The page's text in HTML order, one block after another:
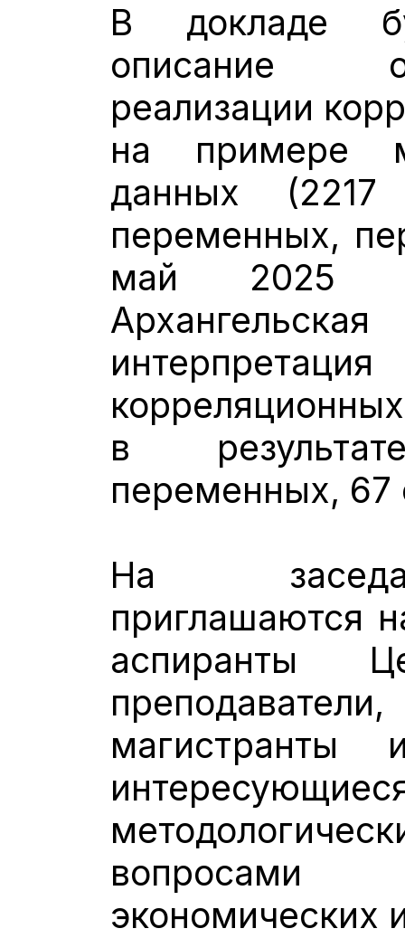
В докладе
описание
реализации
на примере
данных (2217
переменных,
май 2025
в
переменных, 67
На
приглашаются
аспиранты
магистранты
экономических